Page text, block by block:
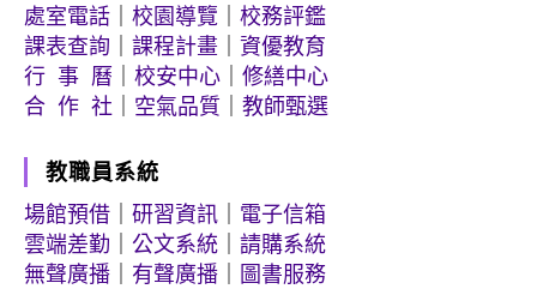
處室電話
校園導覽
校務評鑑
課表查詢
課程計畫
資優教育
行 事 曆
校安中心
修繕中心
合 作 社
空氣品質 教師甄選
教職員系統
場館預借
研習資訊
電子信箱
雲端差勤
公文系統
請購系統
無聲廣播
有聲廣播 圖書服務